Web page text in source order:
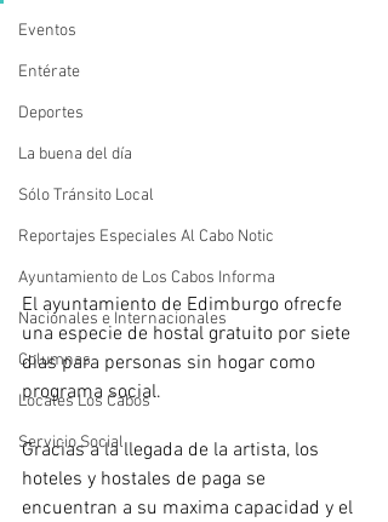
Eventos
Entérate
Deportes
La buena del día
Sólo Tránsito Local
Reportajes Especiales Al Cabo Notic
Ayuntamiento de Los Cabos Informa
Nacionales e Internacionales
Columnas
Locales Los Cabos
Servicio Social
El ayuntamiento de Edimburgo ofrecfe
una especie de hostal gratuito por siete
dias para personas sin hogar como
programa social.
Gracias a la llegada de la artista, los
hoteles y hostales de paga se
encuentran a su maxima capacidad y el